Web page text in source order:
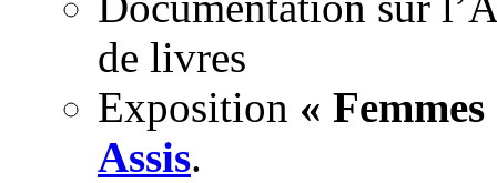
de livres
Exposition «
Assis.